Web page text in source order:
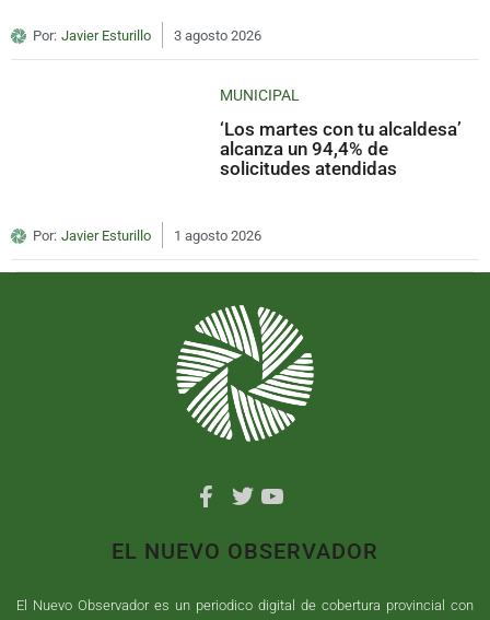
Por: Javier Esturillo 3 agosto 2026
MUNICIPAL
‘Los martes con tu alcaldesa’
alcanza un 94,4% de
solicitudes atendidas
Por: Javier Esturillo 1 agosto 2026
EL NUEVO OBSERVADOR
El Nuevo Observador es un periodico digital de cobertura provincial con